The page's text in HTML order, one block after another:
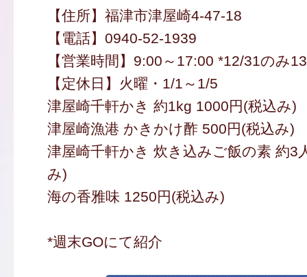
【住所】福津市津屋崎4-47-18
【電話】0940-52-1939
【営業時間】9:00～17:00 *12/31のみ
【定休日】火曜・1/1～1/5
津屋崎千軒かき 約1kg 1000円(税込み)
津屋崎漁港 かきかけ酢 500円(税込み)
津屋崎千軒かき 炊き込みご飯の素 約3
み)
海の香雅味 1250円(税込み)
*週末GOにて紹介